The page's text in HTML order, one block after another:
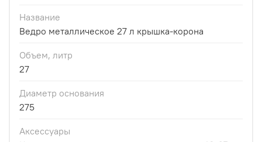
Название
Ведро металлическое 27 л крышка-корона
Объем, литр
27
Диаметр основания
275
Аксессуары